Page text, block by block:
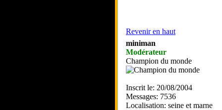
Revenir en haut
miniman
Modérateur
Champion du monde
Inscrit le: 20/08/2004
Messages: 7536
Localisation: seine et marne